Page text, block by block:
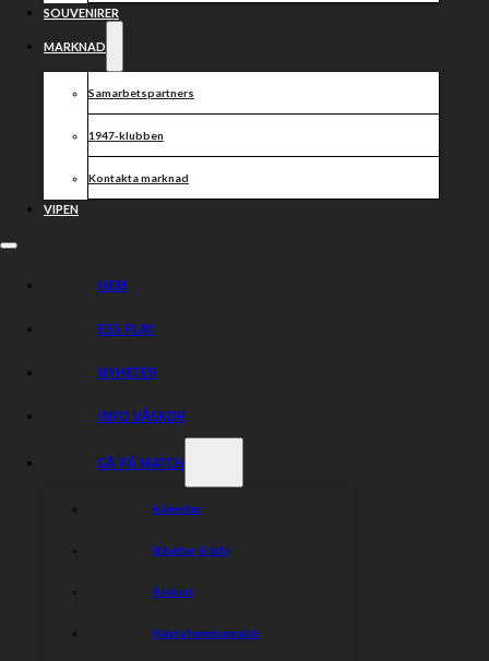
SOUVENIRER
MARKNAD
Samarbetspartners
1947-klubben
Kontakta marknad
VIPEN
HEM
ESS PLAY
NYHETER
INFO VÄSKOR
GÅ PÅ MATCH
Kalender
Biljetter & Info
Årskort
Nästa hemmamatch
Dela nyheten: